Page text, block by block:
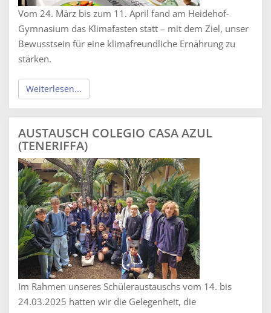
Vom 24. März bis zum 11. April fand am Heidehof-
Gymnasium das Klimafasten statt – mit dem Ziel, unser
Bewusstsein für eine klimafreundliche Ernährung zu
stärken.
Weiterlesen...
AUSTAUSCH COLEGIO CASA AZUL
(TENERIFFA)
Im Rahmen unseres Schüleraustauschs vom 14. bis
24.03.2025 hatten wir die Gelegenheit, die